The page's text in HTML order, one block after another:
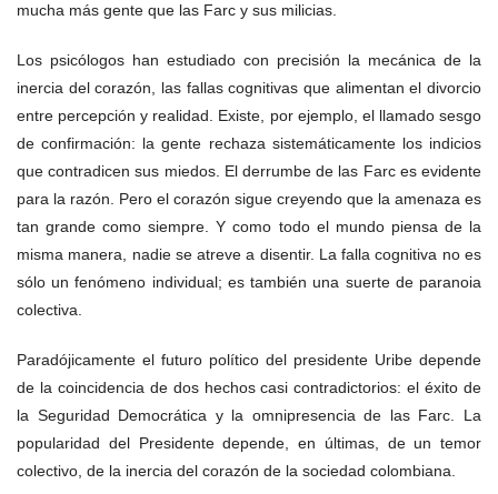
mucha más gente que las Farc y sus milicias.
Los psicólogos han estudiado con precisión la mecánica de la
inercia del corazón, las fallas cognitivas que alimentan el divorcio
entre percepción y realidad. Existe, por ejemplo, el llamado sesgo
de confirmación: la gente rechaza sistemáticamente los indicios
que contradicen sus miedos. El derrumbe de las Farc es evidente
para la razón. Pero el corazón sigue creyendo que la amenaza es
tan grande como siempre. Y como todo el mundo piensa de la
misma manera, nadie se atreve a disentir. La falla cognitiva no es
sólo un fenómeno individual; es también una suerte de paranoia
colectiva.
Paradójicamente el futuro político del presidente Uribe depende
de la coincidencia de dos hechos casi contradictorios: el éxito de
la Seguridad Democrática y la omnipresencia de las Farc. La
popularidad del Presidente depende, en últimas, de un temor
colectivo, de la inercia del corazón de la sociedad colombiana.